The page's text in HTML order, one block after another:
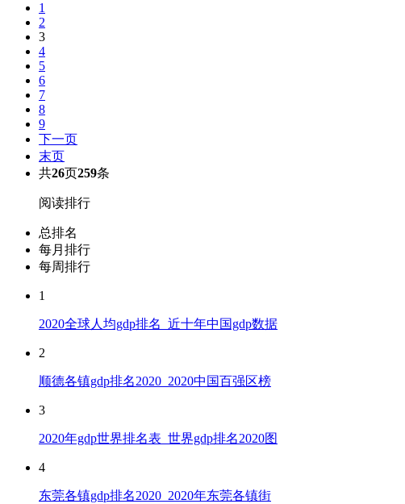
1
2
3
4
5
6
7
8
9
下一页
末页
共26页259条
阅读排行
总排名
每月排行
每周排行
1
2020全球人均gdp排名_近十年中国gdp数据
2
顺德各镇gdp排名2020_2020中国百强区榜
3
2020年gdp世界排名表_世界gdp排名2020图
4
东莞各镇gdp排名2020_2020年东莞各镇街